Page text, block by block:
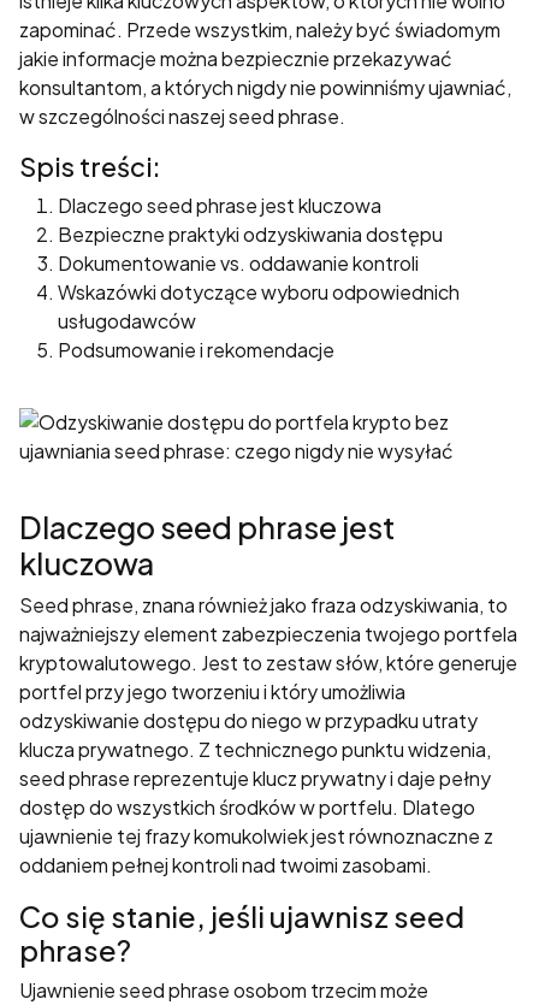
zapominać. Przede wszystkim, należy być świadomym
jakie informacje można bezpiecznie przekazywać
konsultantom, a których nigdy nie powinniśmy ujawniać,
w szczególności naszej seed phrase.
Spis treści:
Dlaczego seed phrase jest kluczowa
Bezpieczne praktyki odzyskiwania dostępu
Dokumentowanie vs. oddawanie kontroli
Wskazówki dotyczące wyboru odpowiednich
usługodawców
Podsumowanie i rekomendacje
Dlaczego seed phrase jest
kluczowa
Seed phrase, znana również jako fraza odzyskiwania, to
najważniejszy element zabezpieczenia twojego portfela
kryptowalutowego. Jest to zestaw słów, które generuje
portfel przy jego tworzeniu i który umożliwia
odzyskiwanie dostępu do niego w przypadku utraty
klucza prywatnego. Z technicznego punktu widzenia,
seed phrase reprezentuje klucz prywatny i daje pełny
dostęp do wszystkich środków w portfelu. Dlatego
ujawnienie tej frazy komukolwiek jest równoznaczne z
oddaniem pełnej kontroli nad twoimi zasobami.
Co się stanie, jeśli ujawnisz seed
phrase?
Ujawnienie seed phrase osobom trzecim może
Statystyka
Abyśmy mogli
poprawić
funkcjonalność
i strukturę
strony
internetowej,
na podstawie
tego, jak
strona jest
używana.
Doświadczenie
Aby nasza
działała jak
najlepiej
twojego
przejścia na nią.
Jeśli odrzucisz te
pliki cookie,
niektóre funkcje
znikną ze strony
internetowej.
Marketing
swoje
zainteresowania i
zachowania
podczas